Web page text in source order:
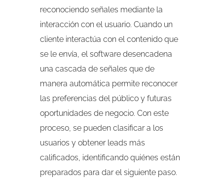
reconociendo señales mediante la
interacción con el usuario. Cuando un
cliente interactúa con el contenido que
se le envía, el software desencadena
una cascada de señales que de
manera automática permite reconocer
las preferencias del público y futuras
oportunidades de negocio. Con este
proceso, se pueden clasificar a los
usuarios y obtener leads más
calificados, identificando quiénes están
preparados para dar el siguiente paso.